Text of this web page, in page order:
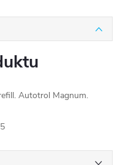
Autotrol Magnum.